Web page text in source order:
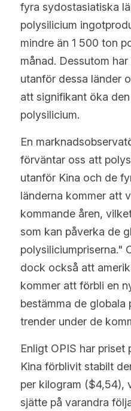
fyra sydostasiatiska
polysilicium
mindre än 1 500 ton
månad. Dessutom
utanför dessa länder
att signifikant öka
polysilicium.
En
förväntar oss att
utanför Kina och de
länderna kommer att
kommande åren,
som kan påverka de
polysiliciumpriserna."
dock också att
kommer att förbli en
bestämma de globala
trender under de
Enligt OPIS har priset
Kina förblivit stabilt
per kilogram ($4,54),
sjätte på varandra